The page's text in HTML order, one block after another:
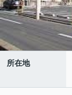
所在地